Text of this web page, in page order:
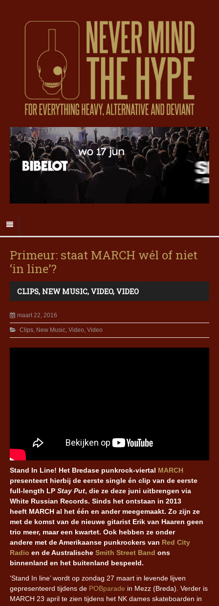
Primeur: staat MARCH wél of niet
‘in line’?
CLIPS, NEW MUSIC, VIDEO, VIDEO
maart 22, 2016
Clips, New Music, Video, Video
Stand In Line! Het Bredase punkrock-viertal MARCH
presenteert hierbij de eerste single én clip van de eerste
full-length LP Stay Put, die ze deze juni uitbrengen via
White Russian Records. Sinds het ontstaan in 2013
heeft MARCH al het één en ander meegemaakt. Zo zijn ze
met de komst van de nieuwe gitarist Erik van Haaren geen
trio meer, maar een kwartet. Ook hebben ze onder
andere met de Amerikaanse punkrockers van Red City
Radio en de Australische Smith Street Band ons
binnenland en het buitenland bespeeld.
‘Stand In line’ wordt op zondag 27 maart in levende lijven
gepresenteerd tijdens de POBparade in Mezz (Breda). Verder is
MARCH 23 april te zien tijdens het NK dames skateboarden in